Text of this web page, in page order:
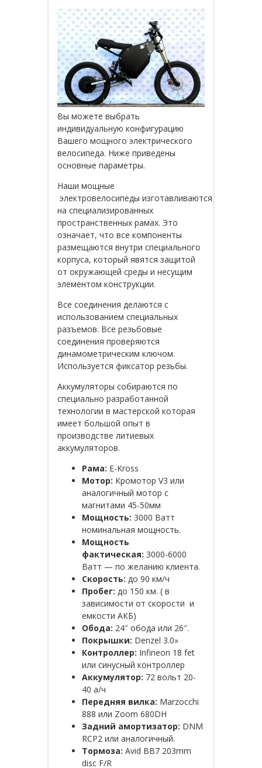
Вы можете выбрать
индивидуальную конфигурацию
Вашего мощного электрического
велосипеда. Ниже приведены
основные параметры.
Наши мощные
электровелосипеды изготавливаются
на специализированных
пространственных рамах. Это
означает, что все компоненты
размещаются внутри специального
корпуса, который явятся защитой
от окружающей среды и несущим
элементом конструкции.
Все соединения делаются с
использованием специальных
разъемов. Все резьбовые
соединения проверяются
динамометрическим ключом.
Используется фиксатор резьбы.
Аккумуляторы собираются по
специально разработанной
технологии в мастерской которая
имеет большой опыт в
производстве литиевых
аккумуляторов.
Рама: E-Kross
Мотор: Кромотор V3 или
аналогичный мотор с
магнитами 45-50мм
Мощность: 3000 Ватт
номинальная мощность.
Мощность
фактическая: 3000-6000
Ватт — по желанию клиента.
Скорость: до 90 км/ч
Пробег: до 150 км. ( в
зависимости от скорости и
емкости АКБ)
Обода: 24″ обода или 26″.
Покрышки: Denzel 3.0»
Контроллер: Infineon 18 fet
или синусный контроллер
Аккумулятор: 72 вольт 20-
40 а/ч
Передняя вилка: Marzocchi
888 или Zoom 680DH
Задний амортизатор: DNM
RCP2 или аналогичный.
Тормоза: Avid BB7 203mm
disc F/R